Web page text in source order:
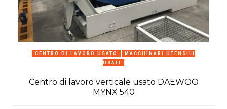
CENTRO DI LAVORO USATO
MACCHINARI UTENSILI
USATI
Centro di lavoro verticale usato DAEWOO
MYNX 540